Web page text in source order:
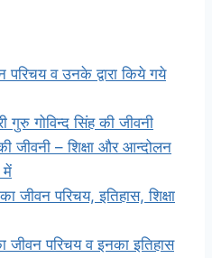
परिचय व उनके द्वारा किये गये
गोविन्द सिंह की जीवनी
जीवनी – शिक्षा और आन्दोलन
में
जीवन परिचय, इतिहास, शिक्षा
जीवन परिचय व इनका इतिहास